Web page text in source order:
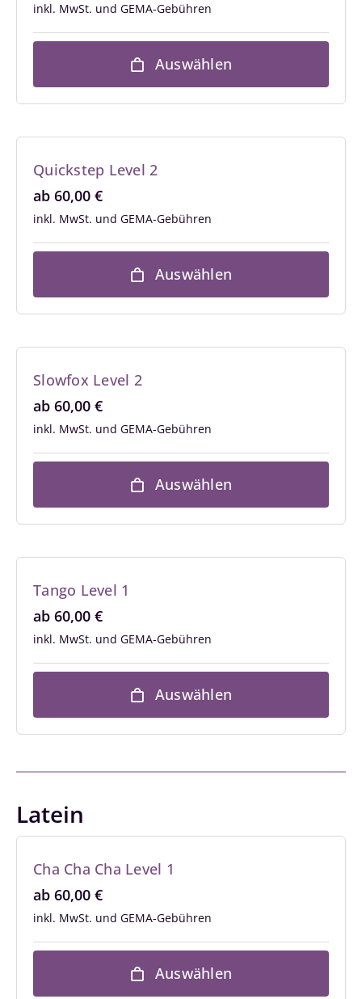
inkl. MwSt.
Auswählen
Quickstep Level 2
ab 60,00 €
inkl. MwSt.
Auswählen
Slowfox Level 2
ab 60,00 €
inkl. MwSt.
Auswählen
Tango Level 1
ab 60,00 €
inkl. MwSt.
Auswählen
Latein
Cha Cha Cha Level 1
ab 60,00 €
inkl. MwSt.
Auswählen